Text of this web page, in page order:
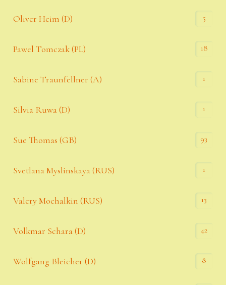
Oliver Heim (D) 5
Pawel Tomczak (PL) 18
Sabine Traunfellner (A) 1
Silvia Ruwa (D) 1
Sue Thomas (GB) 93
Svetlana Myslinskaya (RUS) 1
Valery Mochalkin (RUS) 13
Volkmar Schara (D) 42
Wolfgang Bleicher (D) 8